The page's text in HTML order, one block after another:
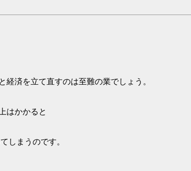
経済を立て直すのは至難の業でしょう。
はかかると
しまうのです。